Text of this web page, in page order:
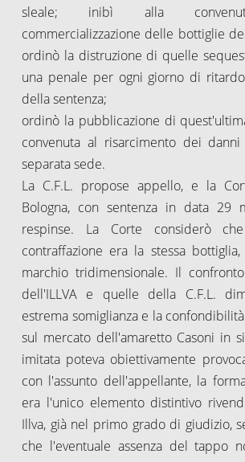
sleale; inibì alla
commercializzazione delle bottiglie
ordinò la distruzione di quelle
una penale per ogni giorno di
della sentenza;
ordinò la pubblicazione di
convenuta al risarcimento dei
separata sede.
La C.F.L. propose appello, e la
Bologna, con sentenza in data 29
respinse. La Corte considerò
contraffazione era la stessa
marchio tridimensionale. Il
dell'ILLVA e quelle della C.F.L.
estrema somiglianza e la
sul mercato dell'amaretto Casoni in
imitata poteva obiettivamente
con l'assunto dell'appellante, la
era l'unico elemento distintivo
Illva, già nel primo grado di giudizio,
che l'eventuale assenza del tappo